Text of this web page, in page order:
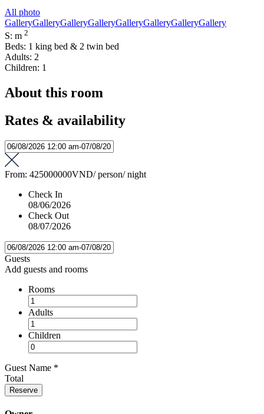
All photo
GalleryGalleryGalleryGalleryGalleryGalleryGalleryGallery
S: m 2
Beds: 1 king bed & 2 twin bed
Adults: 2
Children: 1
About this room
Rates & availability
From: 425000000VND/ person/ night
Check In
08/06/2026
Check Out
08/07/2026
Guests
Add guests and rooms
Rooms
Adults
Children
Guest Name *
Total
Reserve